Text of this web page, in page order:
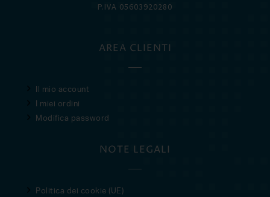
P.IVA 05603920280
AREA CLIENTI
Il mio account
I miei ordini
Modifica password
NOTE LEGALI
Politica dei cookie (UE)